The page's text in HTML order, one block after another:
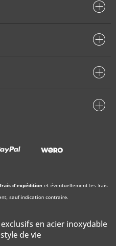
frais d'expédition et éventuellement les frais
sauf indication contraire.
en acier inoxydable
de vie